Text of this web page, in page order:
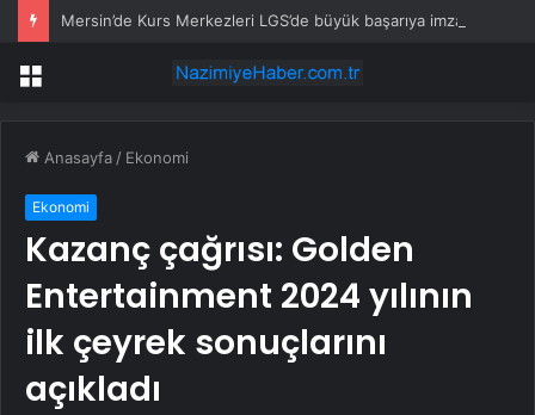
Mersin’de Kurs Merkezleri LGS’de büyük başarıya imza attı
Menü
Anasayfa / Ekonomi
Ekonomi
Kazanç çağrısı: Golden
Entertainment 2024 yılının
ilk çeyrek sonuçlarını
açıkladı